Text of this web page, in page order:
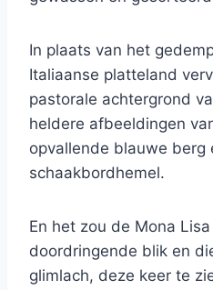
In plaats van het
Italiaanse platteland
pastorale achtergrond
heldere afbeeldingen
opvallende blauwe berg
schaakbordhemel.
En het zou de Mona
doordringende blik en
glimlach, deze keer te